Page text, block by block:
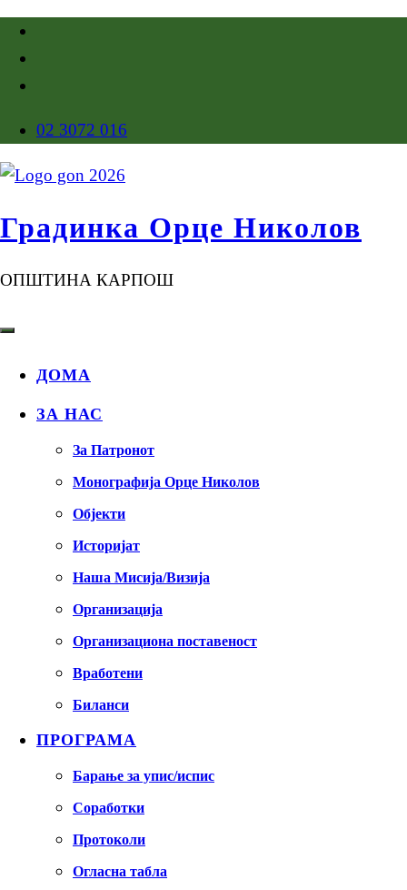
02 3072 016
Градинка Орце Николов
ОПШТИНА КАРПОШ
ДОМА
ЗА НАС
За Патронот
Монографија Орце Николов
Објекти
Историјат
Наша Мисија/Визија
Организација
Организациона поставеност
Вработени
Биланси
ПРОГРАМА
Барање за упис/испис
Соработки
Протоколи
Огласна табла